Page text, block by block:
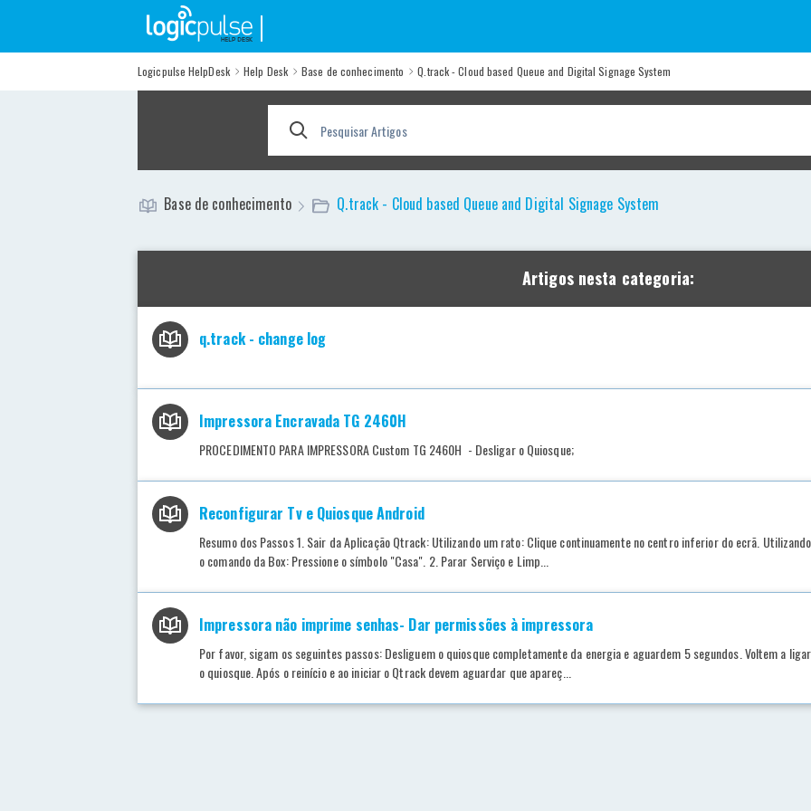
Help Desk
Logicpulse HelpDesk Help Desk Base de conhecimento Q.track - Cloud based Queue and Digital Signage System
Base de conhecimento Q.track - Cloud based Queue and Digital Signage System
Artigos nesta categoria:
q.track - change log
Impressora Encravada TG 2460H
PROCEDIMENTO PARA IMPRESSORA Custom TG 2460H - Desligar o Quiosque;
Reconfigurar Tv e Quiosque Android
Resumo dos Passos 1. Sair da Aplicação Qtrack: Utilizando um rato: Clique continuamente no centro inferior do ecrã. Utilizando
o comando da Box: Pressione o símbolo "Casa". 2. Parar Serviço e Limp...
Impressora não imprime senhas- Dar permissões à impressora
Por favor, sigam os seguintes passos: Desliguem o quiosque completamente da energia e aguardem 5 segundos. Voltem a ligar
o quiosque. Após o reinício e ao iniciar o Qtrack devem aguardar que apareç...